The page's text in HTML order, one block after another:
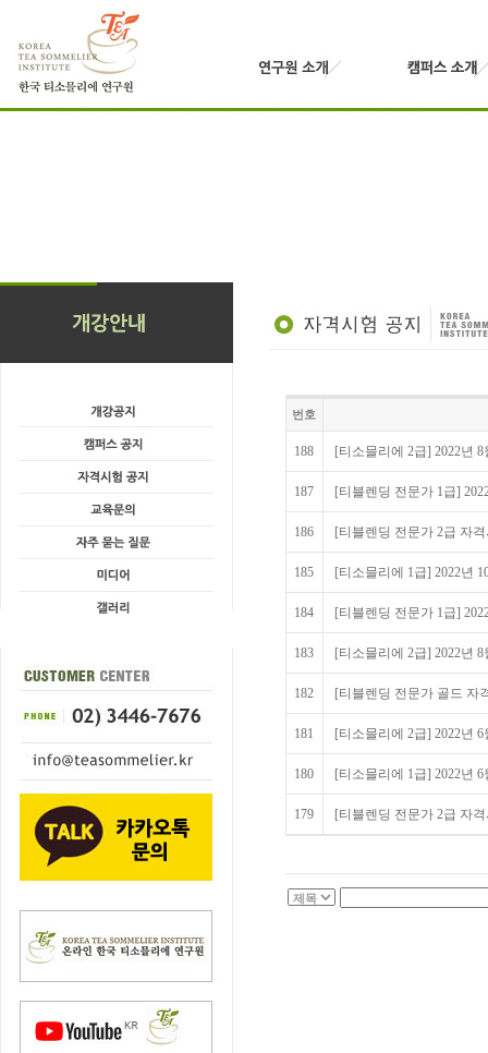
번호
188 [티소믈리에 2급] 2022년
187 [티블렌딩 전문가 1급]
186 [티블렌딩 전문가 2급 자
185 [티소믈리에 1급] 2022년
184 [티블렌딩 전문가 1급]
183 [티소믈리에 2급] 2022년
182 [티블렌딩 전문가 골드 자
181 [티소믈리에 2급] 2022년
180 [티소믈리에 1급] 2022년
179 [티블렌딩 전문가 2급 자